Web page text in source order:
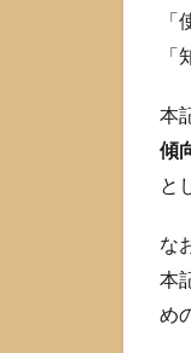
本
傾
と
な
本
め